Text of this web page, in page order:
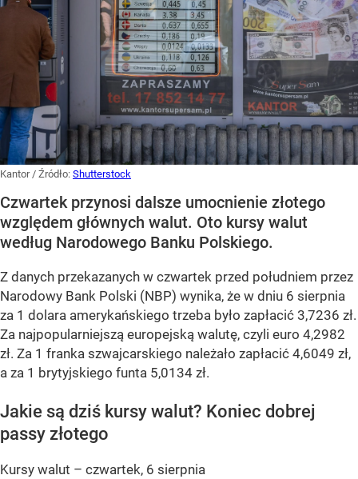
Kantor / Źródło: Shutterstock
Czwartek przynosi dalsze umocnienie złotego
względem głównych walut. Oto kursy walut
według Narodowego Banku Polskiego.
Z danych przekazanych w czwartek przed południem przez
Narodowy Bank Polski (NBP) wynika, że w dniu 6 sierpnia
za 1 dolara amerykańskiego trzeba było zapłacić 3,7236 zł.
Za najpopularniejszą europejską walutę, czyli euro 4,2982
zł. Za 1 franka szwajcarskiego należało zapłacić 4,6049 zł,
a za 1 brytyjskiego funta 5,0134 zł.
Jakie są dziś kursy walut? Koniec dobrej
passy złotego
Kursy walut – czwartek, 6 sierpnia